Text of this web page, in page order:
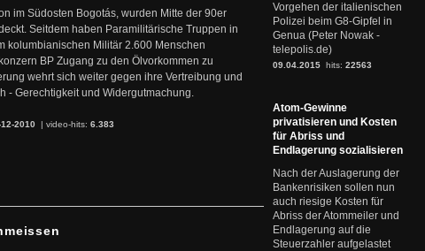
im Südosten Bogotás, wurden Mitte der 90er
Seitdem haben Paramilitärische Truppen in
kolumbianischen Militär 2.600 Menschen
BP Zugang zu den Ölvorkommen zu
wehrt sich weiter gegen ihre Vertreibung und
- Gerechtigkeit und Widergutmachung.
2010 | video-hits: 6.383
Vorgehen der italienischen
Polizei beim G8-Gipfel in
Genua (Peter Nowak -
telepolis.de)
09.04.2015 hits: 22563
Atom-Gewinne
privatisieren und Kosten
für Abriss und
Endlagerung sozialisieren
Nach der Auslagerung der
Bankenrisiken sollen nun
auch riesige Kosten für
Abriss der Atommeiler und
Endlagerung auf die
Steuerzahler aufgelastet